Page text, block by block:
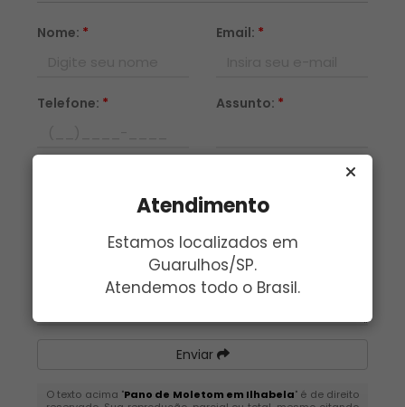
Atendimento
Estamos localizados em
Guarulhos/SP.
Atendemos todo o Brasil.
Nome: * Email: *
Telefone: * Assunto: *
Enviar
O texto acima "Pano de Moletom em Ilhabela" é de direito